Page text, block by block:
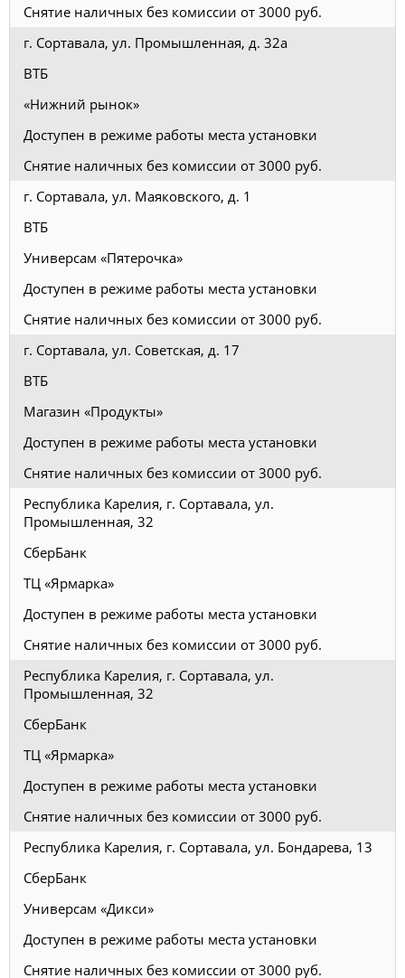
Снятие наличных без комиссии от 3000 руб.
г. Сортавала, ул. Промышленная, д. 32а
ВТБ
«Нижний рынок»
Доступен в режиме работы места установки
Снятие наличных без комиссии от 3000 руб.
г. Сортавала, ул. Маяковского, д. 1
ВТБ
Универсам «Пятерочка»
Доступен в режиме работы места установки
Снятие наличных без комиссии от 3000 руб.
г. Сортавала, ул. Советская, д. 17
ВТБ
Магазин «Продукты»
Доступен в режиме работы места установки
Снятие наличных без комиссии от 3000 руб.
Республика Карелия, г. Сортавала, ул.
Промышленная, 32
СберБанк
ТЦ «Ярмарка»
Доступен в режиме работы места установки
Снятие наличных без комиссии от 3000 руб.
Республика Карелия, г. Сортавала, ул.
Промышленная, 32
СберБанк
ТЦ «Ярмарка»
Доступен в режиме работы места установки
Снятие наличных без комиссии от 3000 руб.
Республика Карелия, г. Сортавала, ул. Бондарева, 13
СберБанк
Универсам «Дикси»
Доступен в режиме работы места установки
Снятие наличных без комиссии от 3000 руб.